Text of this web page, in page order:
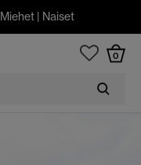
Miehet | Naiset
0